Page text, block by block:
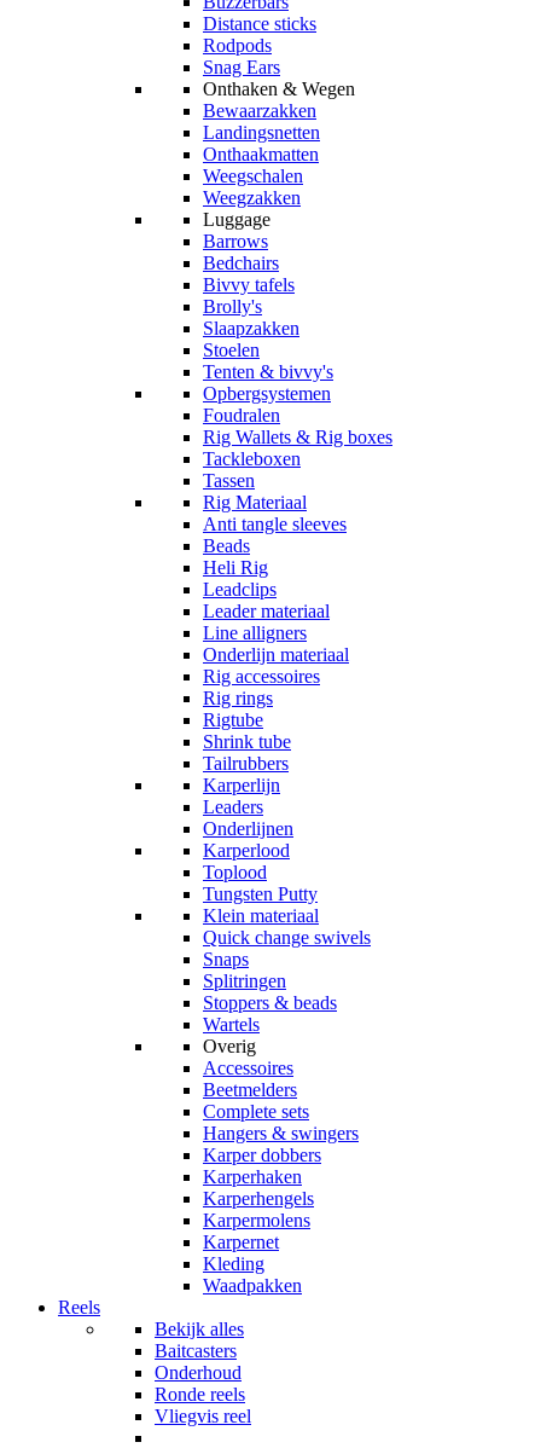
Distance sticks
Rodpods
Snag Ears
Onthaken & Wegen
Bewaarzakken
Landingsnetten
Onthaakmatten
Weegschalen
Weegzakken
Luggage
Barrows
Bedchairs
Bivvy tafels
Brolly's
Slaapzakken
Stoelen
Tenten & bivvy's
Opbergsystemen
Foudralen
Rig Wallets & Rig boxes
Tackleboxen
Tassen
Rig Materiaal
Anti tangle sleeves
Beads
Heli Rig
Leadclips
Leader materiaal
Line alligners
Onderlijn materiaal
Rig accessoires
Rig rings
Rigtube
Shrink tube
Tailrubbers
Karperlijn
Leaders
Onderlijnen
Karperlood
Toplood
Tungsten Putty
Klein materiaal
Quick change swivels
Snaps
Splitringen
Stoppers & beads
Wartels
Overig
Accessoires
Beetmelders
Complete sets
Hangers & swingers
Karper dobbers
Karperhaken
Karperhengels
Karpermolens
Karpernet
Kleding
Waadpakken
Reels
Bekijk alles
Baitcasters
Onderhoud
Ronde reels
Vliegvis reel